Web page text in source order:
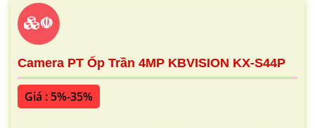
☫
Camera PT Ốp Trần 4MP KBVISION KX-S44P
Giá : 5%-35%